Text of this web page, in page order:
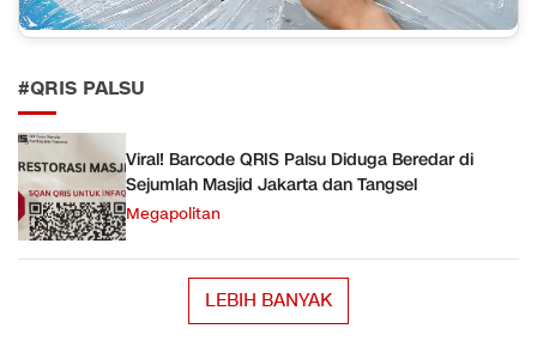
#QRIS PALSU
Viral! Barcode QRIS Palsu Diduga Beredar di
Sejumlah Masjid Jakarta dan Tangsel
Megapolitan
LEBIH BANYAK